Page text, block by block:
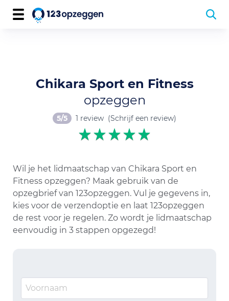
Chikara Sport en Fitness
opzeggen
5/5 1 review (Schrijf een review)
Wil je het lidmaatschap van Chikara Sport en
Fitness opzeggen? Maak gebruik van de
opzegbrief van 123opzeggen. Vul je gegevens in,
kies voor de verzendoptie en laat 123opzeggen
de rest voor je regelen. Zo wordt je lidmaatschap
eenvoudig in 3 stappen opgezegd!